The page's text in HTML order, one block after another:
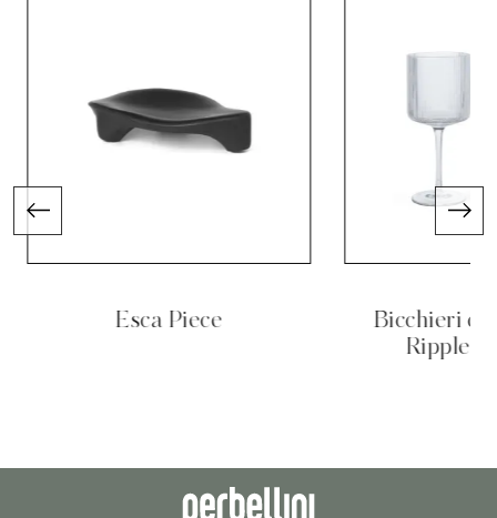
Esca Piece
Bicchieri
Ripple –